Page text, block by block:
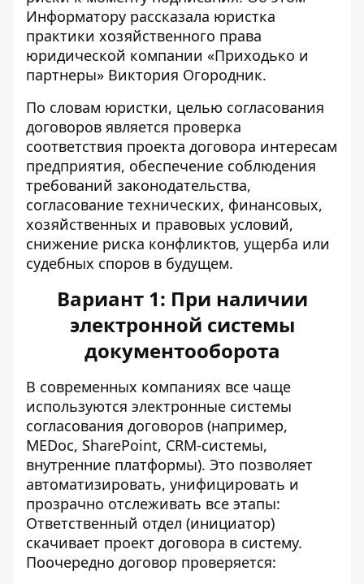
Информатору рассказала юристка
практики хозяйственного права
юридической компании «Приходько и
партнеры» Виктория Огородник.
По словам юристки, целью согласования
договоров является проверка
соответствия проекта договора интересам
предприятия, обеспечение соблюдения
требований законодательства,
согласование технических, финансовых,
хозяйственных и правовых условий,
снижение риска конфликтов, ущерба или
судебных споров в будущем.
Вариант 1: При наличии
электронной системы
документооборота
В современных компаниях все чаще
используются электронные системы
согласования договоров (например,
MEDoc, SharePoint, CRM-системы,
внутренние платформы). Это позволяет
автоматизировать, унифицировать и
прозрачно отслеживать все этапы:
Ответственный отдел (инициатор)
скачивает проект договора в систему.
Поочередно договор проверяется: